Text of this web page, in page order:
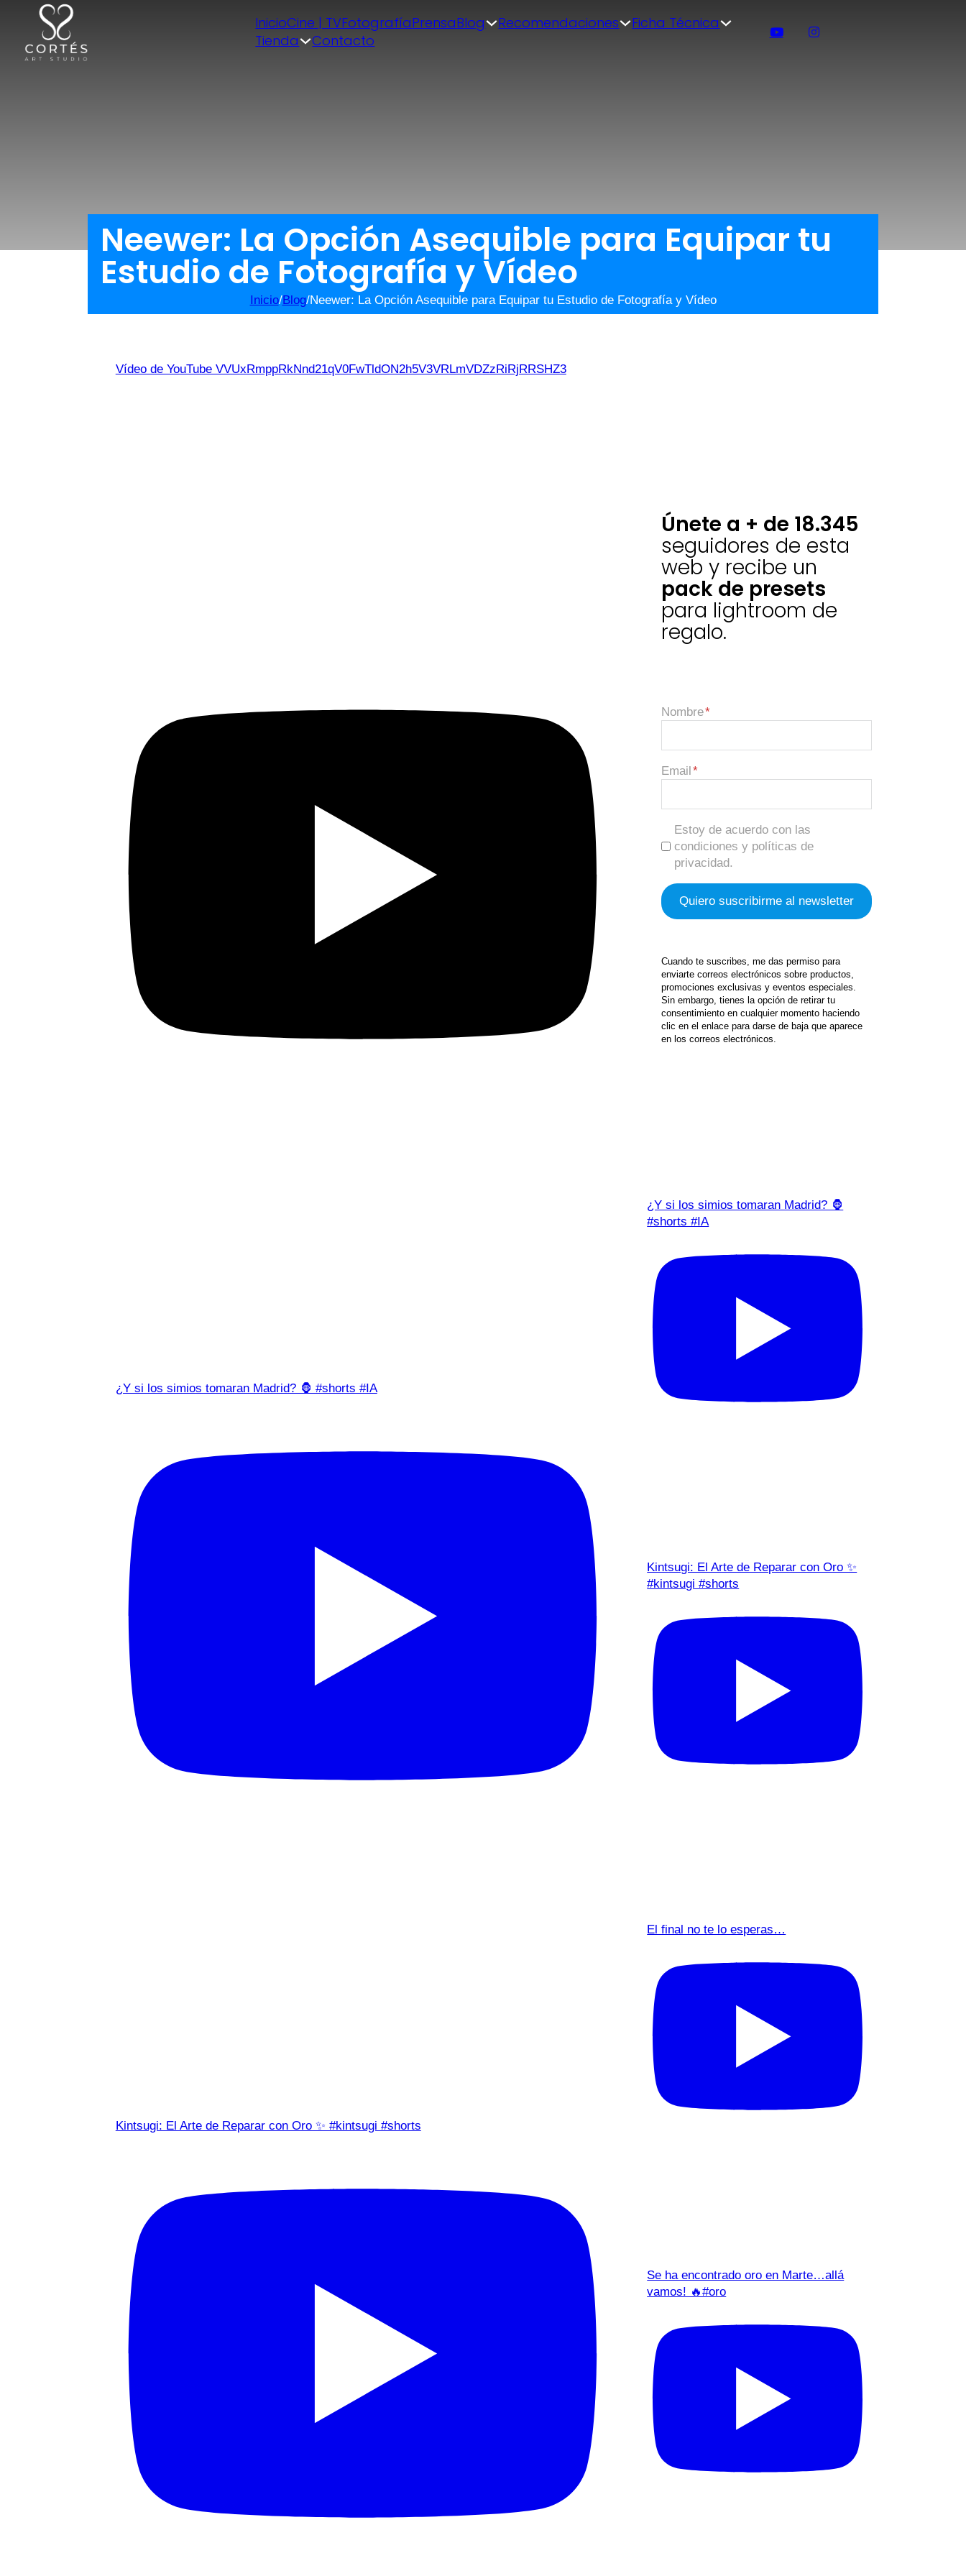
InicioCine | TVFotografíaPrensaBlog Recomendaciones
Ficha Técnica
Tienda
Contacto
Neewer: La Opción Asequible para Equipar tu
Estudio de Fotografía y Vídeo
Inicio/Blog/Neewer: La Opción Asequible para Equipar tu Estudio de Fotografía y Vídeo
Vídeo de YouTube VVUxRmppRkNnd21qV0FwTldON2h5V3VRLmVDZzRiRjRRSHZ3
¿Y si los simios tomaran Madrid? 🦍 #shorts #IA
Kintsugi: El Arte de Reparar con Oro ✨ #kintsugi #shorts
Únete a + de 18.345
seguidores de esta
web y recibe un
pack de presets
para lightroom de
regalo.
Nombre
Email
Estoy de acuerdo con las
condiciones y políticas de
privacidad.
Cuando te suscribes, me das permiso para
enviarte correos electrónicos sobre productos,
promociones exclusivas y eventos especiales.
Sin embargo, tienes la opción de retirar tu
consentimiento en cualquier momento haciendo
clic en el enlace para darse de baja que aparece
en los correos electrónicos.
¿Y si los simios tomaran Madrid? 🦍
#shorts #IA
Kintsugi: El Arte de Reparar con Oro ✨
#kintsugi #shorts
El final no te lo esperas…
Se ha encontrado oro en Marte…allá
vamos! 🔥#oro